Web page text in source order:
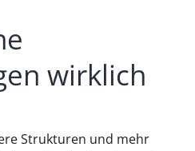
wirklich
Strukturen und mehr